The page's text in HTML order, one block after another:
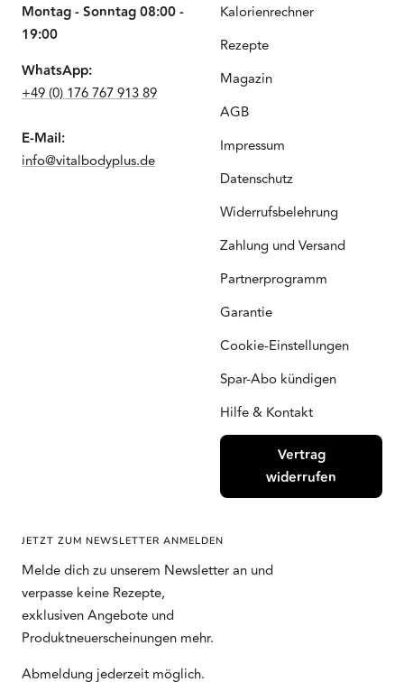
Montag - Sonntag 08:00 -
19:00
WhatsApp:
+49 (0) 176 767 913 89
E-Mail:
info@vitalbodyplus.de
Kalorienrechner
Rezepte
Magazin
AGB
Impressum
Datenschutz
Widerrufsbelehrung
Zahlung und Versand
Partnerprogramm
Garantie
Cookie-Einstellungen
Spar-Abo kündigen
Hilfe & Kontakt
Vertrag
widerrufen
JETZT ZUM NEWSLETTER ANMELDEN
Melde dich zu unserem Newsletter an und
verpasse keine Rezepte,
exklusiven Angebote und
Produktneuerscheinungen mehr.
Abmeldung jederzeit möglich.